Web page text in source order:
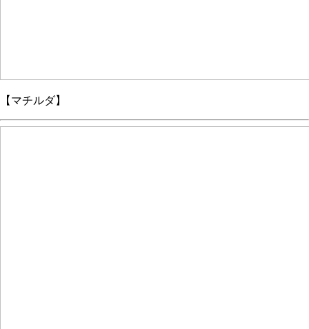
【マチルダ】